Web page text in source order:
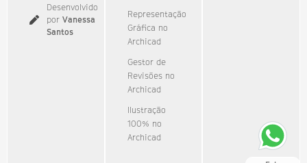
Desenvolvido
por Vanessa
Santos
Representação
Gráfica no
Archicad
Gestor de
Revisões no
Archicad
Ilustração
100% no
Archicad